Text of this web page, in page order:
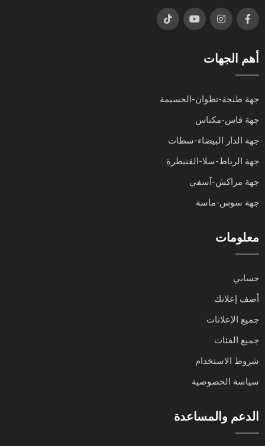
أهم الجهات
جهة طنجة-تطوان-الحسيمة
جهة فاس-مكناس
جهة الدار البيضاء-سطات
جهة الرباط-سلا-القنيطرة
جهة مراكش-آسفي
جهة سوس-ماسة
معلومات
حسابي
أضف إعلانك
جميع الإعلانات
جميع الفئات
شروط الاستخدام
سياسة الخصوصية
الدعم والمساعدة